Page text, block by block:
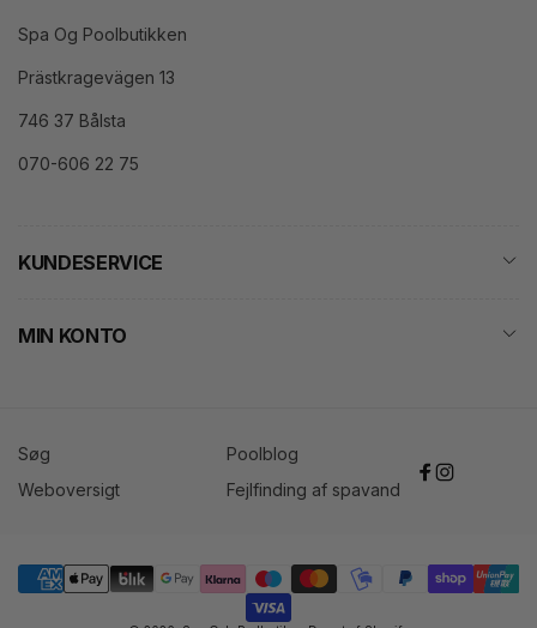
Spa Og Poolbutikken
Prästkragevägen 13
746 37 Bålsta
070-606 22 75
KUNDESERVICE
MIN KONTO
Søg
Poolblog
Weboversigt
Fejlfinding af spavand Facebook
Instagram
Betalingsmetoder